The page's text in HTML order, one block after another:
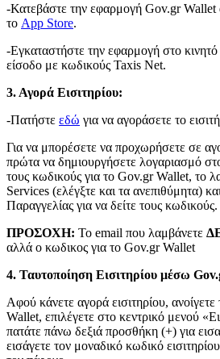
-Κατεβάστε την εφαρμογή Gov.gr
το App Store.
-Εγκαταστήστε την εφαρμογή στο
είσοδο με κωδικούς Taxis Net.
3. Αγορά Εισιτηρίου:
-Πατήστε εδώ για να αγοράσετε το
Για να μπορέσετε να προχωρήσετε σε
πρώτα να δημιουργήσετε λογαριασμό
τους κωδικούς για το Gov.gr Wallet, το
Services (ελέγξτε και τα ανεπιθύμητα)
Παραγγελίας για να δείτε τους κωδικούς.
ΠΡΟΣΟΧΗ: To email που λαμβάνετε
αλλά ο κωδικος για το Gov.gr Wallet
4. Ταυτοποίηση Εισιτηρίου μέσω
Αφού κάνετε αγορά εισιτηρίου,
Wallet, επιλέγετε στο κεντρικό μενού
πατάτε πάνω δεξιά προσθήκη (+) για
εισάγετε τον μοναδικό κωδικό